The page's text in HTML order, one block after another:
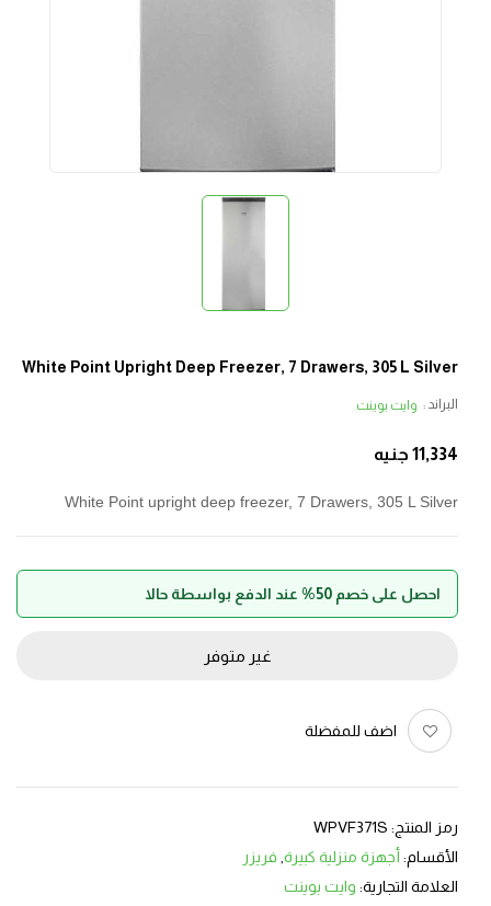
White Point Upright Deep Freezer, 7 Drawers, 305 L Silver
البراند : وايت بوينت
11,334 جنيه
White Point upright deep freezer, 7 Drawers, 305 L Silver
احصل على خصم 50% عند الدفع بواسطة حالا
غير متوفر
اضف للمفضلة
رمز المنتج: WPVF371S
الأقسام: أجهزة منزلية كبيرة فريزر
العلامة التجارية: وايت بوينت